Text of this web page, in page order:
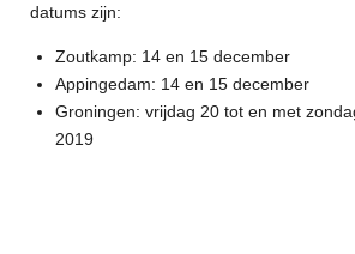
datums zijn:
Zoutkamp: 14 en 15 december
Appingedam: 14 en 15 december
Groningen: vrijdag 20 tot en met
2019